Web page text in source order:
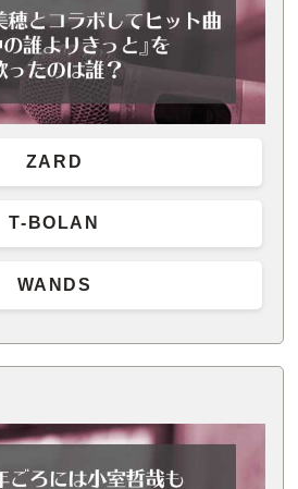
ZARD
T-BOLAN
WANDS